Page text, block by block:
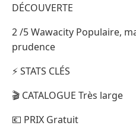
DÉCOUVERTE
2 /5 Wawacity Populaire,
prudence
⚡ STATS CLÉS
🎬 CATALOGUE Très large
💶 PRIX Gratuit